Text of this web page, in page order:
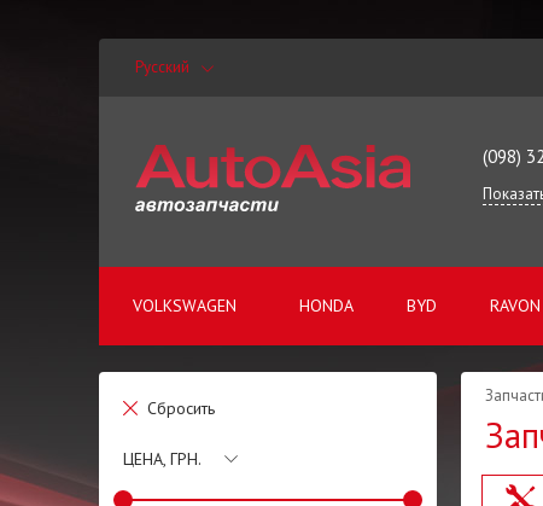
Русский
(098)
VOLKSWAGEN HONDA BYD RAVON
Сбросить
ЦЕНА, ГРН.